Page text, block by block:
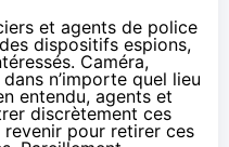
et agents de police
dispositifs espions,
Caméra,
n’importe quel lieu
entendu, agents et
discrètement ces
pour retirer ces